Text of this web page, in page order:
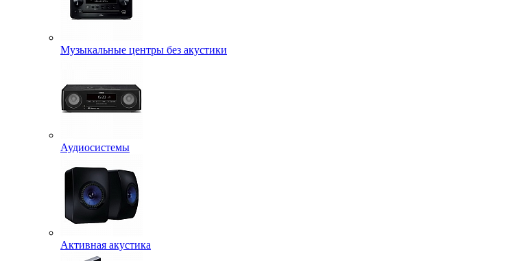
Музыкальные центры без акустики
Аудиосистемы
Активная акустика